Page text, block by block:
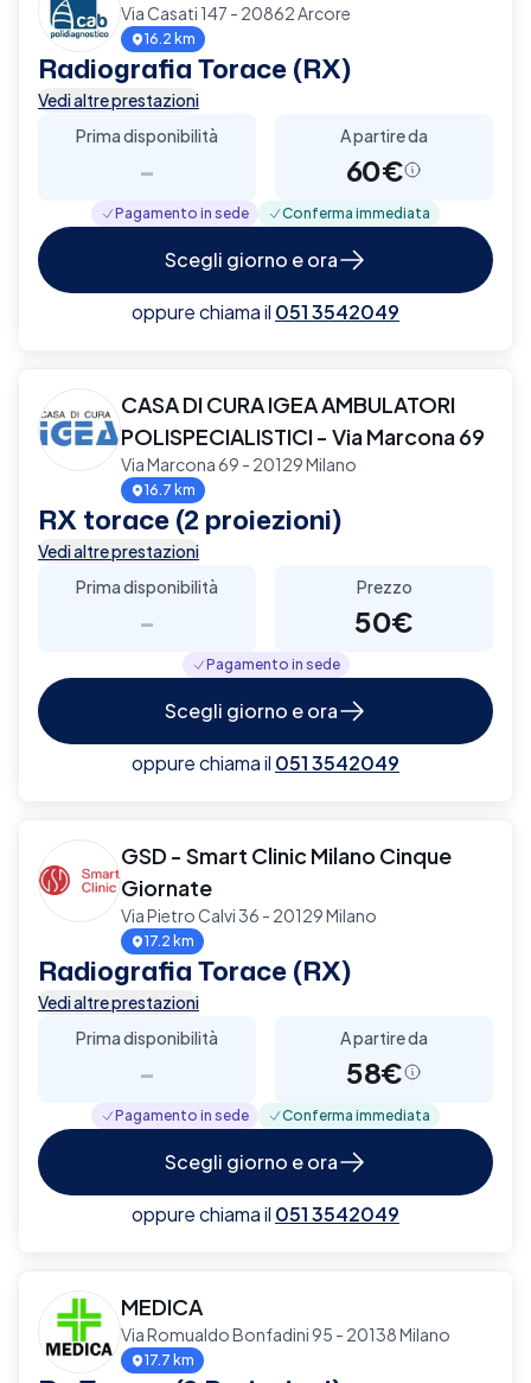
Via Casati 147 - 20862 Arcore
16.2 km
Radiografia Torace (RX)
Vedi altre prestazioni
Prima disponibilità
-
A partire da
60€
Pagamento in sede Conferma immediata
Scegli giorno e ora
oppure chiama il 051 3542049
CASA DI CURA IGEA AMBULATORI
POLISPECIALISTICI - Via Marcona 69
Via Marcona 69 - 20129 Milano
16.7 km
RX torace (2 proiezioni)
Vedi altre prestazioni
Prima disponibilità
-
Prezzo
50€
Pagamento in sede
Scegli giorno e ora
oppure chiama il 051 3542049
GSD - Smart Clinic Milano Cinque
Giornate
Via Pietro Calvi 36 - 20129 Milano
17.2 km
Radiografia Torace (RX)
Vedi altre prestazioni
Prima disponibilità
-
A partire da
58€
Pagamento in sede Conferma immediata
Scegli giorno e ora
oppure chiama il 051 3542049
MEDICA
Via Romualdo Bonfadini 95 - 20138 Milano
17.7 km